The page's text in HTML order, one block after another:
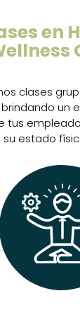
en
clases
un
tus
estado